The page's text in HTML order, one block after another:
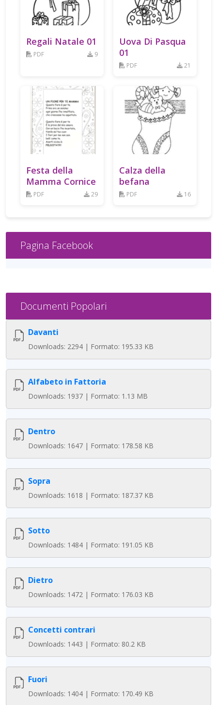
Regali Natale 01
PDF 9
Uova Di Pasqua
01
PDF 21
Festa della
Mamma Cornice
PDF 29
Calza della
befana
PDF 16
Pagina Facebook
Documenti Popolari
Davanti
Downloads: 2294 | Formato: 195.33 KB
Alfabeto in Fattoria
Downloads: 1937 | Formato: 1.13 MB
Dentro
Downloads: 1647 | Formato: 178.58 KB
Sopra
Downloads: 1618 | Formato: 187.37 KB
Sotto
Downloads: 1484 | Formato: 191.05 KB
Dietro
Downloads: 1472 | Formato: 176.03 KB
Concetti contrari
Downloads: 1443 | Formato: 80.2 KB
Fuori
Downloads: 1404 | Formato: 170.49 KB